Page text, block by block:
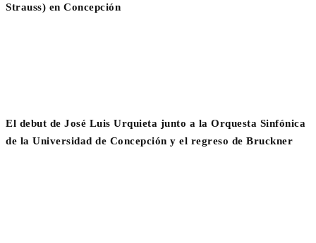
Strauss) en Concepción
El debut de José Luis Urquieta junto a la Orquesta Sinfónica
de la Universidad de Concepción y el regreso de Bruckner